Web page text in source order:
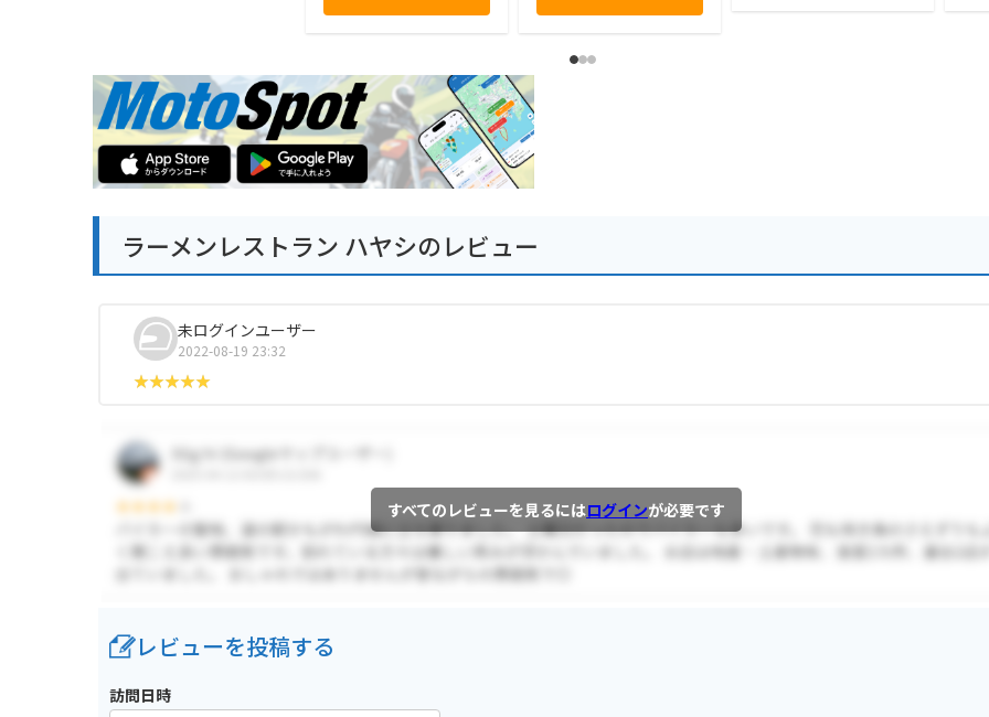
カット プレゼント
ギフト お土産 信州
ばらまき バラマキ
卒業 入学 新生活 ハ
ロウィン 母の日 父
の日 贈り物 お返し
かわいい きれい 軽
井沢ファーマーズギ
ラーメンレストラン ハヤシのレビュー
未ログインユーザー
2022-08-19 23:32
すべてのレビューを見るにはログインが必要です
レビューを投稿する
訪問日時